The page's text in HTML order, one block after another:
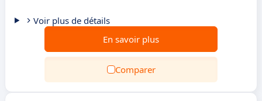
Voir plus de détails
En savoir plus
Comparer